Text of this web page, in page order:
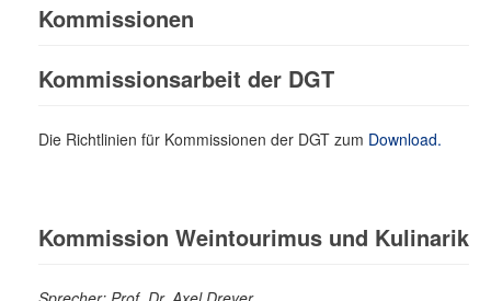
Kommissionen
Kommissionsarbeit der DGT
Die Richtlinien für Kommissionen der DGT zum Download.
Kommission Weintourimus und Kulinarik